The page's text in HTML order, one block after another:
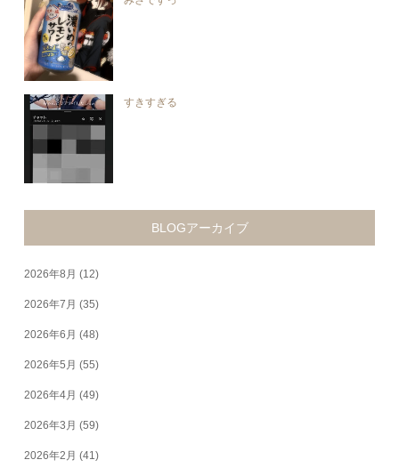
すきすぎる
BLOGアーカイブ
2026年8月 (12)
2026年7月 (35)
2026年6月 (48)
2026年5月 (55)
2026年4月 (49)
2026年3月 (59)
2026年2月 (41)